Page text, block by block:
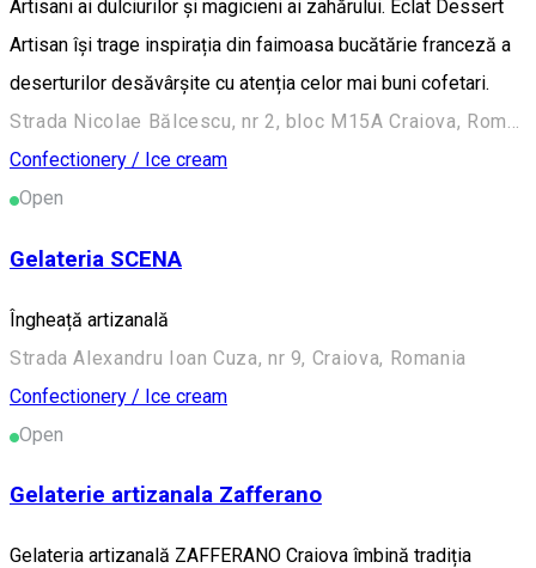
Artisani ai dulciurilor și magicieni ai zahărului. Éclat Dessert
Artisan își trage inspirația din faimoasa bucătărie franceză a
deserturilor desăvârșite cu atenția celor mai buni cofetari.
Strada Nicolae Bălcescu, nr 2, bloc M15A Craiova, Romania
Confectionery / Ice cream
Open
Gelateria SCENA
Îngheață artizanală
Strada Alexandru Ioan Cuza, nr 9, Craiova, Romania
Confectionery / Ice cream
Open
Gelaterie artizanala Zafferano
Gelateria artizanală ZAFFERANO Craiova îmbină tradiția